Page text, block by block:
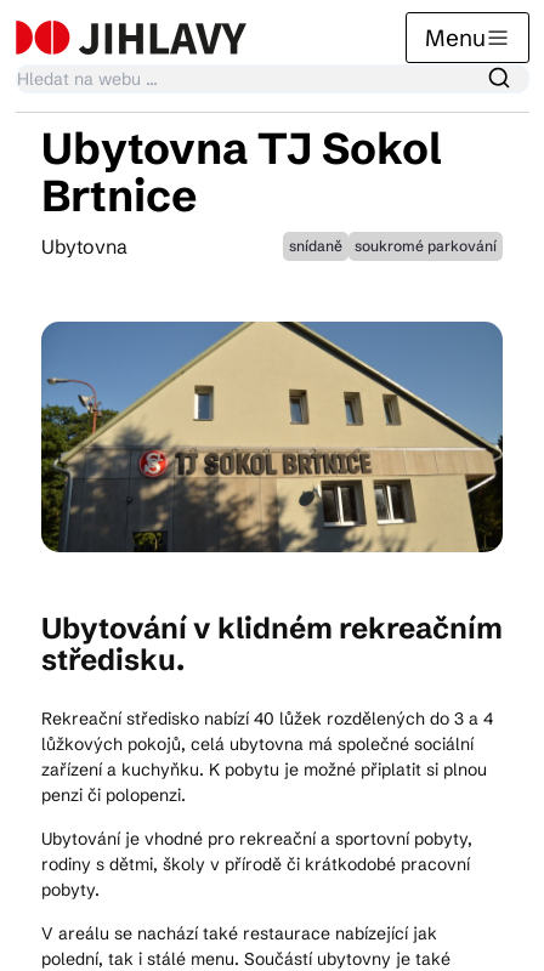
Menu
Kalendář akcí
Tradiční akce
Suvenýry
Praktické info
Kam vyrazit
CS EN DE
Ubytovna TJ Sokol
Brtnice
Ubytovna snídaně soukromé parkování
Ubytování v klidném rekreačním
středisku.
Rekreační středisko nabízí 40 lůžek rozdělených do 3 a 4
lůžkových pokojů, celá ubytovna má společné sociální
zařízení a kuchyňku. K pobytu je možné připlatit si plnou
penzi či polopenzi.
Ubytování je vhodné pro rekreační a sportovní pobyty,
rodiny s dětmi, školy v přírodě či krátkodobé pracovní
pobyty.
V areálu se nachází také restaurace nabízející jak
polední, tak i stálé menu. Součástí ubytovny je také